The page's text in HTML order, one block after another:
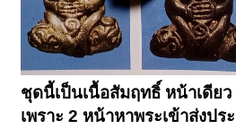
ชุดนี้เป็นเนื้อสัมฤทธิ์ หน้าเดีย
เพราะ 2 หน้าหาพระเข้าส่งปร